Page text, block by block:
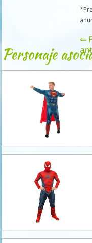
⇐
Personaje